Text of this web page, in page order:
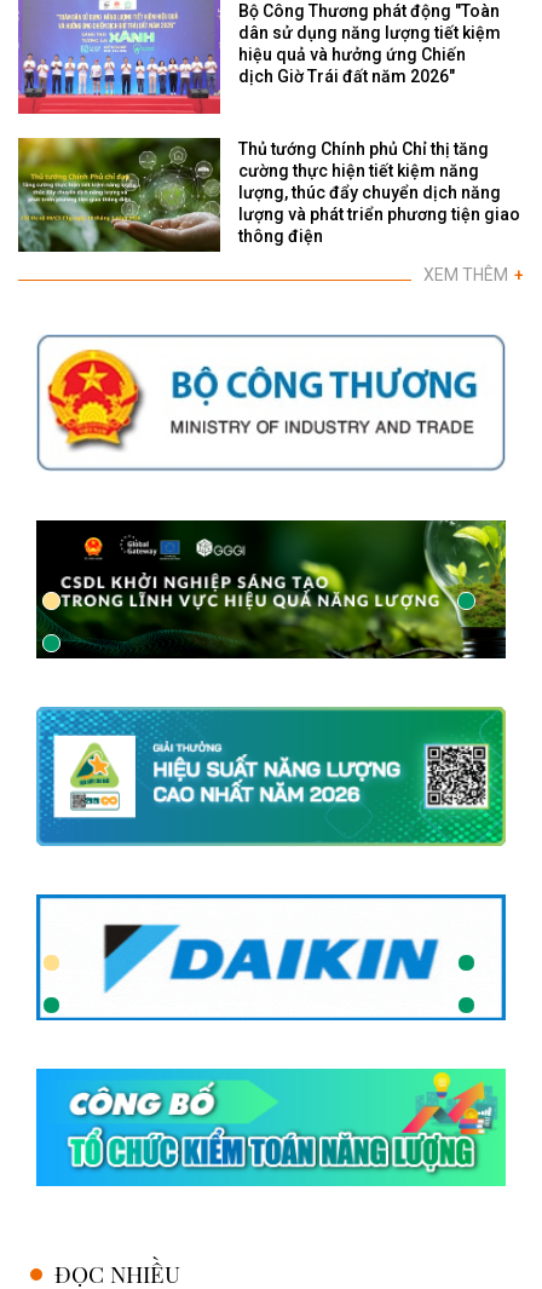
Bộ Công Thương phát động "Toàn
dân sử dụng năng lượng tiết kiệm
hiệu quả và hưởng ứng Chiến
dịch Giờ Trái đất năm 2026"
Thủ tướng Chính phủ Chỉ thị tăng
cường thực hiện tiết kiệm năng
lượng, thúc đẩy chuyển dịch năng
lượng và phát triển phương tiện giao
thông điện
XEM THÊM +
ĐỌC NHIỀU